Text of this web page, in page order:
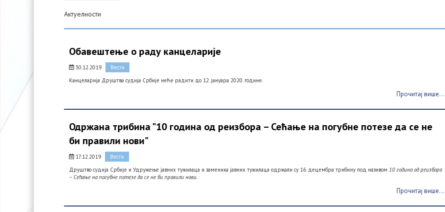
Актуелности
Обавештење о раду канцеларије
30.12.2019
Вести
Канцеларија Друштва судија Србије неће радити до 12. јануара 2020. године.
Прочитај више...
Одржана трибина "10 година од реизбора – Сећање на погубне потезе да се не
би правили нови"
17.12.2019
Вести
Друштво судија Србије и Удружење јавних тужилаца и заменика јавних тужилаца одржали су 16. децембра трибину под називом10 година од реизбора
– Сећање на погубне потезе да се не би правили нови.
Прочитај више...